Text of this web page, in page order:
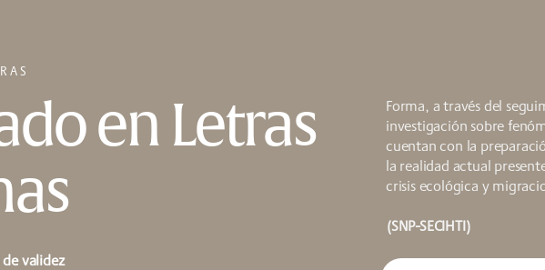
en Letras
validez
Forma, a través del
investigación sobre
cuentan con la
la realidad actual
crisis ecológica y
(SNP-SECIHTI)